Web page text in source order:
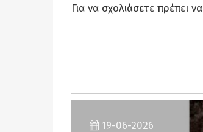
Για να σχολιάσετε πρέπει να
19-06-2026